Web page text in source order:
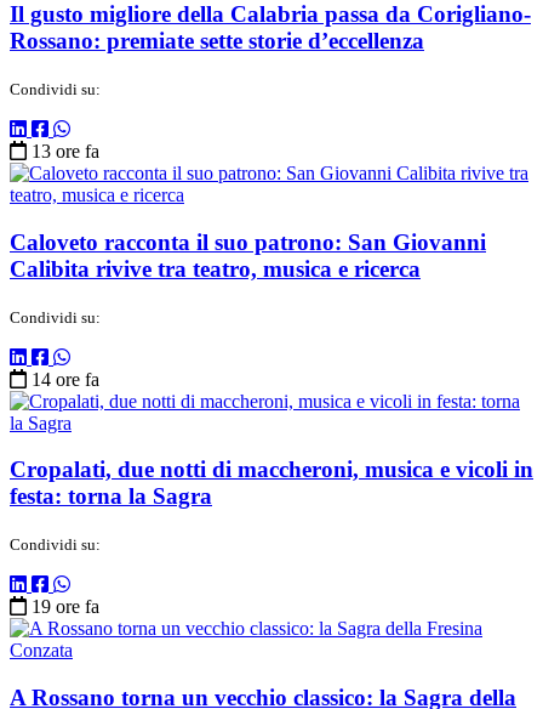
Il gusto migliore della Calabria passa da Corigliano-
Rossano: premiate sette storie d’eccellenza
Condividi su:
13 ore fa
Caloveto racconta il suo patrono: San Giovanni
Calibita rivive tra teatro, musica e ricerca
Condividi su:
14 ore fa
Cropalati, due notti di maccheroni, musica e vicoli in
festa: torna la Sagra
Condividi su:
19 ore fa
A Rossano torna un vecchio classico: la Sagra della